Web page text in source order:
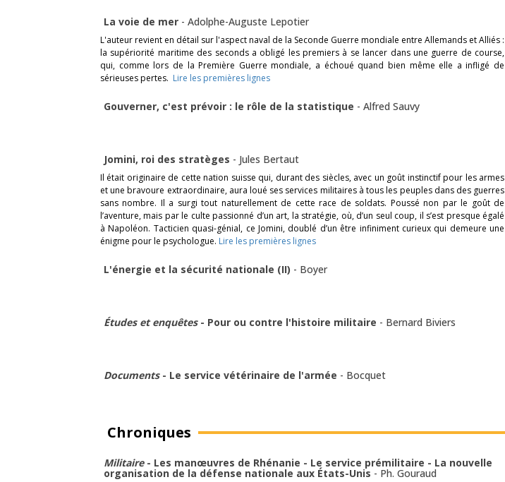
La voie de mer - Adolphe-Auguste Lepotier
L'auteur revient en détail sur l'aspect naval de la Seconde Guerre mondiale entre Allemands et Alliés :
la supériorité maritime des seconds a obligé les premiers à se lancer dans une guerre de course,
qui, comme lors de la Première Guerre mondiale, a échoué quand bien même elle a infligé de
sérieuses pertes. Lire les premières lignes
Gouverner, c'est prévoir : le rôle de la statistique - Alfred Sauvy
Jomini, roi des stratèges - Jules Bertaut
Il était originaire de cette nation suisse qui, durant des siècles, avec un goût instinctif pour les armes
et une bravoure extraordinaire, aura loué ses services militaires à tous les peuples dans des guerres
sans nombre. Il a surgi tout naturellement de cette race de soldats. Poussé non par le goût de
l’aventure, mais par le culte passionné d’un art, la stratégie, où, d’un seul coup, il s’est presque égalé
à Napoléon. Tacticien quasi-génial, ce Jomini, doublé d’un être infiniment curieux qui demeure une
énigme pour le psychologue. Lire les premières lignes
L'énergie et la sécurité nationale (II) - Boyer
Études et enquêtes - Pour ou contre l'histoire militaire - Bernard Biviers
Documents- Le service vétérinaire de l'armée - Bocquet
Chroniques
Militaire- Les manœuvres de Rhénanie - Le service prémilitaire - La nouvelle
organisation de la défense nationale aux États-Unis - Ph. Gouraud